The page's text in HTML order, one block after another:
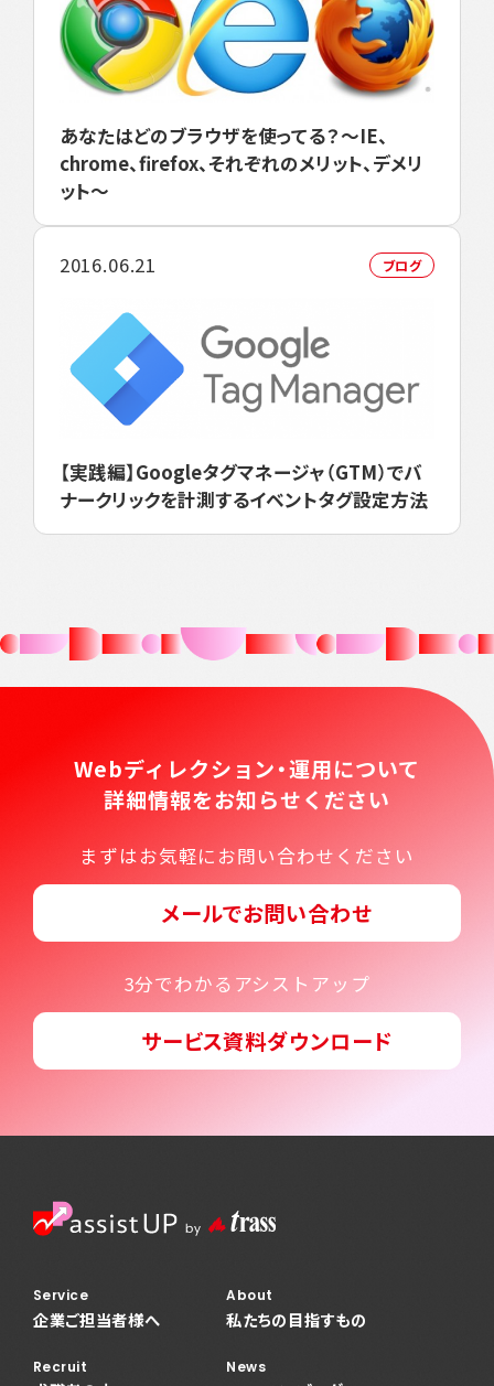
あなたはどのブラウザを使ってる？～IE、
chrome、firefox、それぞれのメリット、デメリ
ット～
2016.06.21 ブログ
【実践編】Googleタグマネージャ（GTM）でバ
ナークリックを計測するイベントタグ設定方法
Webディレクション・運用について
詳細情報をお知らせください
まずはお気軽にお問い合わせください
メールでお問い合わせ
3分でわかるアシストアップ
サービス資料ダウンロード
Service
企業ご担当者様へ
About
私たちの目指すもの
Recruit News